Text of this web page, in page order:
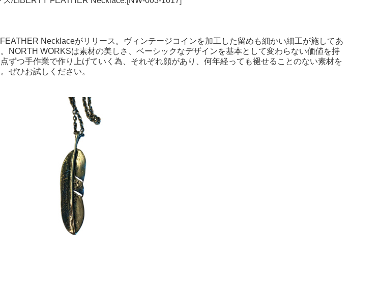
Necklaceがリリース。ヴィンテージコインを加工した留めも細かい細工が施してあ
NORTH WORKSは素材の美しさ、ベーシックなデザインを基本として変わらない価値を持
ずつ手作業で作り上げていく為、それぞれ顔があり、何年経っても褪せることのない素材を
ぜひお試しください。